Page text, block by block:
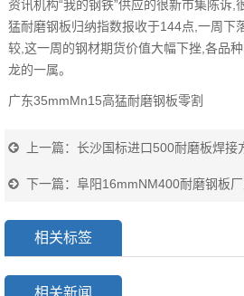
资讯机构“我的钢铁”供应的很新市集陈诉,
猛耐磨钢板归纳指数报收于144点,一周下
较,这一周的钢材期货价值大幅下挫,各品
龙的一属。
广东35mmMn15高猛耐磨钢板零割
上一篇：长沙国标进口500耐磨板焊接
下一篇：阜阳16mmNM400耐磨钢板
相关标签
相关新闻